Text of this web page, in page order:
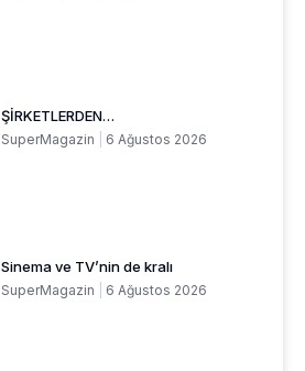
ŞİRKETLERDEN…
SuperMagazin 6 Ağustos 2026
Sinema ve TV’nin de kralı
SuperMagazin 6 Ağustos 2026